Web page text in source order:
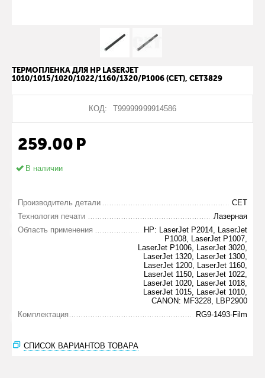
ТЕРМОПЛЕНКА ДЛЯ HP LASERJET
1010/1015/1020/1022/1160/1320/P1006 (CET), CET3829
КОД: Т99999999914586
259.00 Р
В наличии
Производитель детали
CET
Технология печати
Лазерная
Область применения
HP: LaserJet P2014, LaserJet
P1008, LaserJet P1007,
LaserJet P1006, LaserJet 3020,
LaserJet 1320, LaserJet 1300,
LaserJet 1200, LaserJet 1160,
LaserJet 1150, LaserJet 1022,
LaserJet 1020, LaserJet 1018,
LaserJet 1015, LaserJet 1010,
CANON: MF3228, LBP2900
Комплектация
RG9-1493-Film
СПИСОК ВАРИАНТОВ ТОВАРА